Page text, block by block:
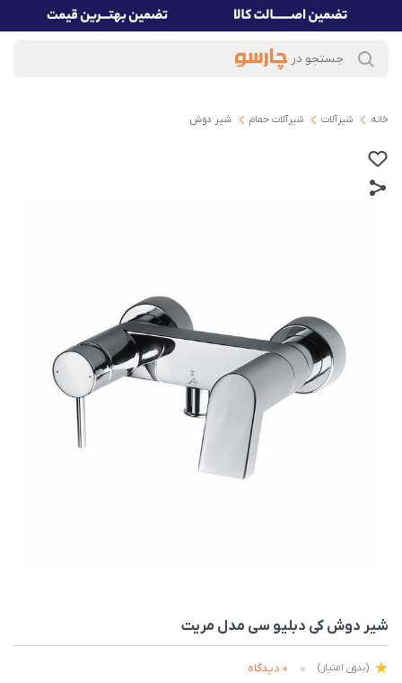
خانه شیرآلات شیرآلات حمام شیر دوش
شیر دوش کی دبلیو سی مدل مریت
(بدون امتیاز) 0 دیدگاه